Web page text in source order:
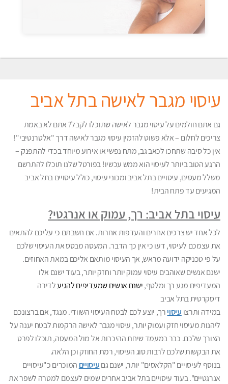
עיסוי מגבר לאישה בתל אביב
גם אתם חולמים על עיסוי מגבר לאישה שתוכלו לקבל? אתם לא באמת
צריכים לחלום – אלא פשוט להזמין עיסוי מגבר לאישה דרך "אלטרנטיבי"!
אין כל סיבה שתחכו לכאב גב, מתח נפשי או אירוע מיוחד בכדי להתפנק –
הרגע הטוב ביותר לעיסוי הוא ממש עכשיו! בפורטל שלנו תוכלו להתרשם
משלל מעסים, עיסויים בתל אביב ומכוני עיסוי, כולל עיסויים בתל אביב
המגיעים עד פתח הבית!
עיסוי בתל אביב: רך, עמוק או אנרגטי?
לכל אחד יש צרכים אחרים והעדפות אחרות. אם חשבתם כי עליכם להתאים
את עצמכם לעיסוי, דעו כי אין כך הדבר. המעסה מבסס את העיסוי שלכם
על פי טכניקה ידועה מראש, אך העיסוי מותאם אליכם במאת האחוזים.
ישנם אנשים שאוהבים עיסוי עמוק יותר וחזק יותר, בעוד ישנם אלו
המעדיפים מגע רך ומלטף, ישנם אנשים שמעדיפים להגיעלדירה
דיסקרטית בתל אביב
במידה ותרצו עיסוי רך, יוצע לכם לבטח העיסוי השוודי. מנגד, אם ברצונכם
ליהנות מעיסוי חזק ועמוק יותר, עיסוי מגבר לאישה הרקמות לבטח יענה על
הצורך שלכם. כבר במעמד שיחת ההיכרות אל מול המעסה, תוכלו לפרט
את הבקשות שלכם לרבות סוג העיסוי, רמת החוזק וכן הלאה.
בנוסף לעיסויים "הקלאסים" יותר, ישנם גם עיסויים המוכרים כ"עיסויים
אנרגטיים". בעוד עיסויים בתל אביב אחרים שמים לעצמם למטרה לשפר את